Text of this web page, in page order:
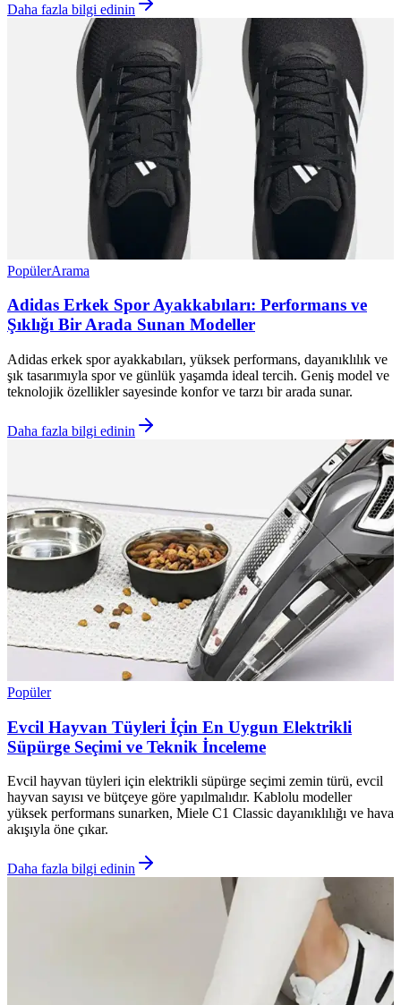
Daha fazla bilgi edinin
PopülerArama
Adidas Erkek Spor Ayakkabıları: Performans ve
Şıklığı Bir Arada Sunan Modeller
Adidas erkek spor ayakkabıları, yüksek performans, dayanıklılık ve
şık tasarımıyla spor ve günlük yaşamda ideal tercih. Geniş model ve
teknolojik özellikler sayesinde konfor ve tarzı bir arada sunar.
Daha fazla bilgi edinin
Popüler
Evcil Hayvan Tüyleri İçin En Uygun Elektrikli
Süpürge Seçimi ve Teknik İnceleme
Evcil hayvan tüyleri için elektrikli süpürge seçimi zemin türü, evcil
hayvan sayısı ve bütçeye göre yapılmalıdır. Kablolu modeller
yüksek performans sunarken, Miele C1 Classic dayanıklılığı ve hava
akışıyla öne çıkar.
Daha fazla bilgi edinin